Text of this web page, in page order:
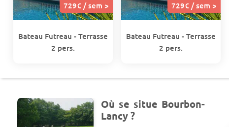
729€ / sem >
Bateau Futreau - Terrasse
2 pers.
729€ / sem >
Bateau Futreau - Terrasse
2 pers.
Où se situe Bourbon-
Lancy ?